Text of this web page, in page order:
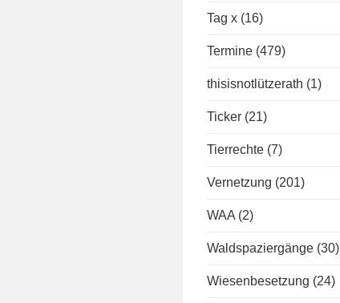
Tag x (16)
Termine (479)
thisisnotlützerath (1)
Ticker (21)
Tierrechte (7)
Vernetzung (201)
WAA (2)
Waldspaziergänge (30)
Wiesenbesetzung (24)